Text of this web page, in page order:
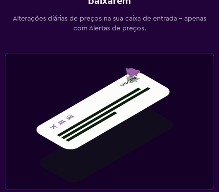
Alterações diárias de preços na sua caixa de entrada - apenas
com Alertas de preços.